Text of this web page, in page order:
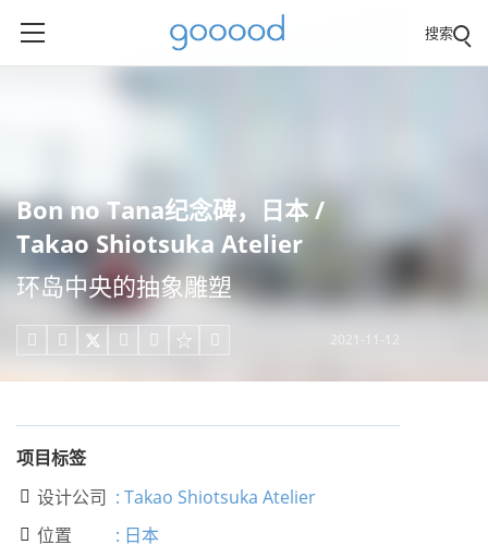
搜索
Bon no Tana纪念碑，日本 /
Takao Shiotsuka Atelier
环岛中央的抽象雕塑
     2021-11-12
项目标签
 设计公司 : Takao Shiotsuka Atelier
 位置 : 日本